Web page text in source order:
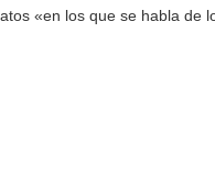
«en los que se habla de